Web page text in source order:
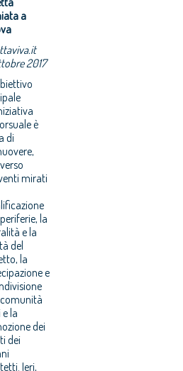
a
2017
è
di
mirati
la
e la
del
la
e
la
dei
dei
Ieri,